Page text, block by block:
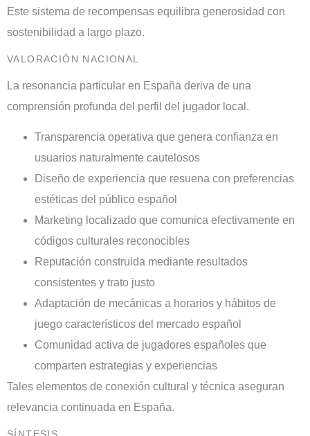
Este sistema de recompensas equilibra generosidad con
sostenibilidad a largo plazo.
VALORACIÓN NACIONAL
La resonancia particular en España deriva de una
comprensión profunda del perfil del jugador local.
Transparencia operativa que genera confianza en
usuarios naturalmente cautelosos
Diseño de experiencia que resuena con preferencias
estéticas del público español
Marketing localizado que comunica efectivamente en
códigos culturales reconocibles
Reputación construida mediante resultados
consistentes y trato justo
Adaptación de mecánicas a horarios y hábitos de
juego característicos del mercado español
Comunidad activa de jugadores españoles que
comparten estrategias y experiencias
Tales elementos de conexión cultural y técnica aseguran
relevancia continuada en España.
SÍNTESIS